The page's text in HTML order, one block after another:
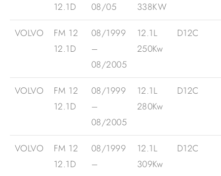
12.1D
08/05
338KW
VOLVO
FM 12
12.1D
08/1999
–
08/2005
12.1L
250Kw
D12C
VOLVO
FM 12
12.1D
08/1999
–
08/2005
12.1L
280Kw
D12C
VOLVO
FM 12
12.1D
08/1999
–
12.1L
309Kw
D12C